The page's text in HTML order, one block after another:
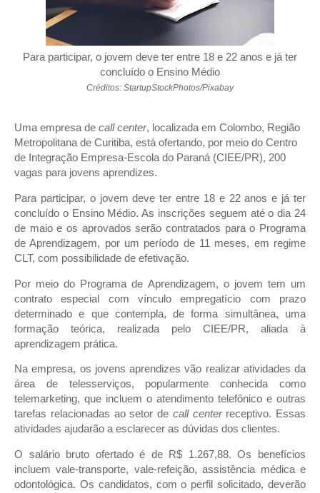
Para participar, o jovem deve ter entre 18 e 22 anos e já ter
concluído o Ensino Médio
Créditos: StartupStockPhotos/Pixabay
Uma empresa de call center, localizada em Colombo, Região
Metropolitana de Curitiba, está ofertando, por meio do Centro
de Integração Empresa-Escola do Paraná (CIEE/PR), 200
vagas para jovens aprendizes.
Para participar, o jovem deve ter entre 18 e 22 anos e já ter
concluído o Ensino Médio. As inscrições seguem até o dia 24
de maio e os aprovados serão contratados para o Programa
de Aprendizagem, por um período de 11 meses, em regime
CLT, com possibilidade de efetivação.
Por meio do Programa de Aprendizagem, o jovem tem um
contrato especial com vínculo empregatício com prazo
determinado e que contempla, de forma simultânea, uma
formação teórica, realizada pelo CIEE/PR, aliada à
aprendizagem prática.
Na empresa, os jovens aprendizes vão realizar atividades da
área de telesserviços, popularmente conhecida como
telemarketing, que incluem o atendimento telefônico e outras
tarefas relacionadas ao setor de call centerreceptivo. Essas
atividades ajudarão a esclarecer as dúvidas dos clientes.
O salário bruto ofertado é de R$ 1.267,88. Os benefícios
incluem vale-transporte, vale-refeição, assistência médica e
odontológica. Os candidatos, com o perfil solicitado, deverão